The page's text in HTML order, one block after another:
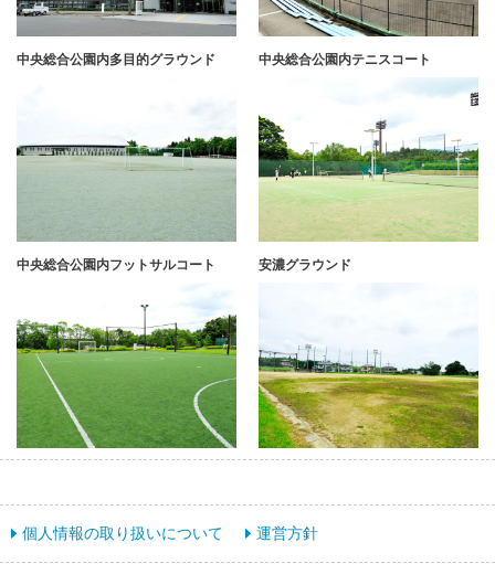
中央総合公園内多目的グラウンド 中央総合公園内テニスコート
中央総合公園内フットサルコート 安濃グラウンド
個人情報の取り扱いについて 運営方針